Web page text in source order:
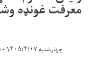
معرفت غونډه
چهارشنبه ۱۴۰۵/۴/۱۷ - ۱۰:۱۵